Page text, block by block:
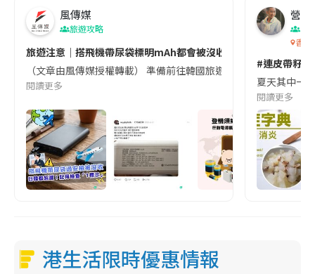
風傳媒
旅遊攻略
旅遊注意｜搭飛機帶尿袋標明mAh都會被沒收😱出發前切記檢查
（文章由風傳媒授權轉載） 準備前往韓國旅遊的民眾，近期要
閱讀更多
營養
香港
#連皮帶籽
夏天其中一
閱讀更多
港生活限時優惠情報